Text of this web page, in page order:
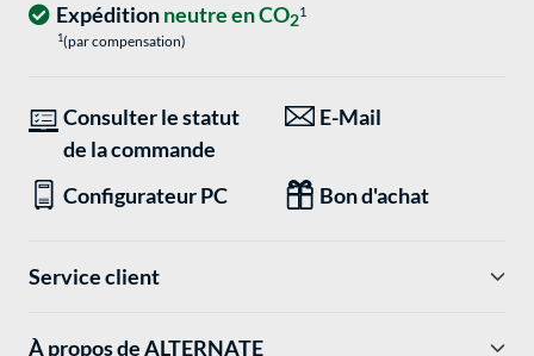
Expéditionneutre en CO21
1(par compensation)
Consulter le statut
de la commande
E-Mail
Configurateur PC Bon d'achat
Service client
À propos de ALTERNATE